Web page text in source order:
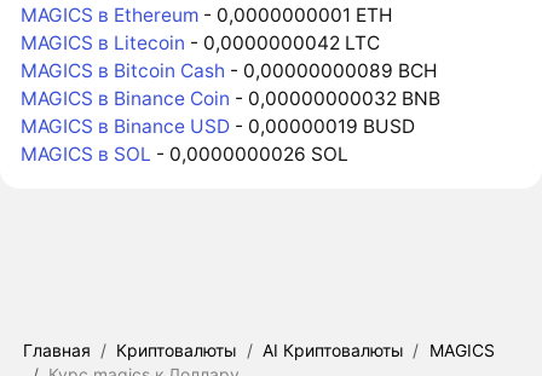
MAGICS в Ethereum - 0,0000000001 ETH
MAGICS в Litecoin - 0,0000000042 LTC
MAGICS в Bitcoin Cash - 0,00000000089 BCH
MAGICS в Binance Coin - 0,00000000032 BNB
MAGICS в Binance USD - 0,00000019 BUSD
MAGICS в SOL - 0,0000000026 SOL
Главная / Криптовалюты / AI Криптовалюты / MAGICS